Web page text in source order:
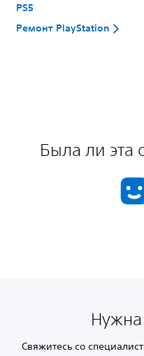
PS5
Ремонт PlayStation
Была ли эта
Свяжитесь со